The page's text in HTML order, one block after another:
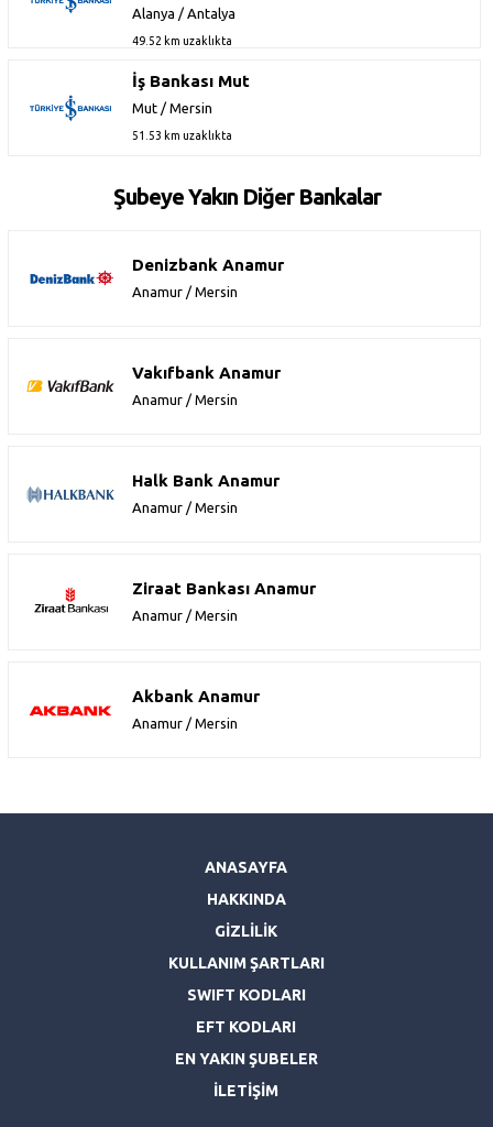
Alanya / Antalya
49.52 km uzaklıkta
İş Bankası Mut
Mut / Mersin
51.53 km uzaklıkta
Şubeye Yakın Diğer Bankalar
Denizbank Anamur
Anamur / Mersin
Vakıfbank Anamur
Anamur / Mersin
Halk Bank Anamur
Anamur / Mersin
Ziraat Bankası Anamur
Anamur / Mersin
Akbank Anamur
Anamur / Mersin
ANASAYFA
HAKKINDA
GİZLİLİK
KULLANIM ŞARTLARI
SWIFT KODLARI
EFT KODLARI
EN YAKIN ŞUBELER
İLETİŞİM